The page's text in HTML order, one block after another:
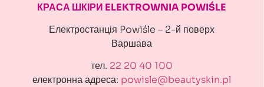
КРАСА ШКІРИ ELEKTROWNIA POWIŚLE
Електростанція Powiśle – 2-й поверх
Варшава
тел. 22 20 40 100
електронна адреса: powisle@beautyskin.pl